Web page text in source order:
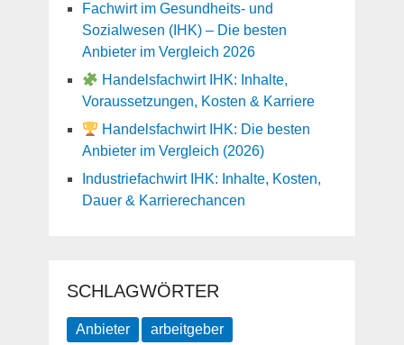
Fachwirt im Gesundheits- und
Sozialwesen (IHK) – Die besten
Anbieter im Vergleich 2026
Handelsfachwirt IHK: Inhalte,
Voraussetzungen, Kosten & Karriere
Handelsfachwirt IHK: Die besten
Anbieter im Vergleich (2026)
Industriefachwirt IHK: Inhalte, Kosten,
Dauer & Karrierechancen
SCHLAGWÖRTER
Anbieter arbeitgeber